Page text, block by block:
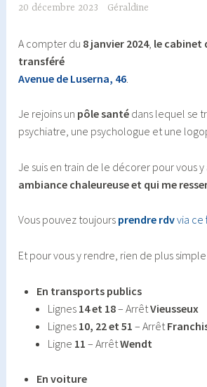
20 décembre 2023 Géraldine
A compter du 8 janvier 2024, le cabinet
transféré
Avenue de Luserna, 46
Je rejoins un pôle santé dans lequel se
psychiatre, une psychologue et une
Je suis en train de le décorer pour vous
ambiance chaleureuse et qui me
Vous pouvez toujours prendre rdvvia ce
Et pour vous y rendre, rien de plus simple
En transports publics
Lignes 14 et 18– ArrêtVieusseux
Lignes 10, 22 et 51 – Arrêt
Ligne 11 – ArrêtWendt
En voiture